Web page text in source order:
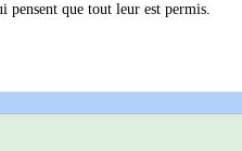
pensent que tout leur est permis.